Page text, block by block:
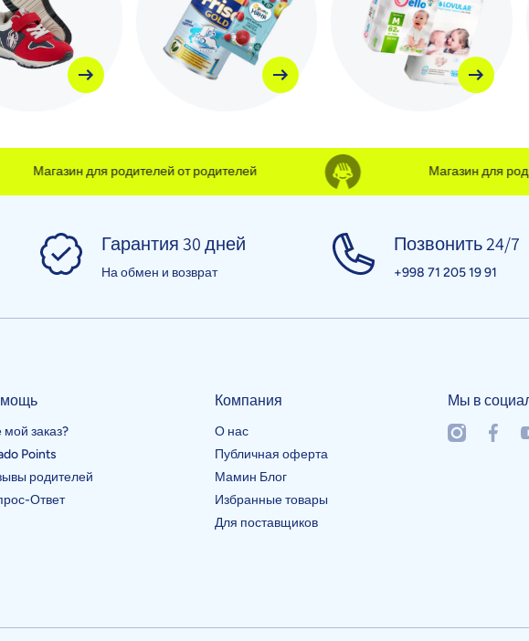
Магазин для родителей от родителей Магазин для
Гарантия 30 дней
На обмен и возврат
Позвонить 24/7
+998 71 205 19 91
мой заказ?
Points
родителей
Ответ
Компания
О нас
Публичная оферта
Мамин Блог
Избранные товары
Для поставщиков
Мы в
instagramcom/